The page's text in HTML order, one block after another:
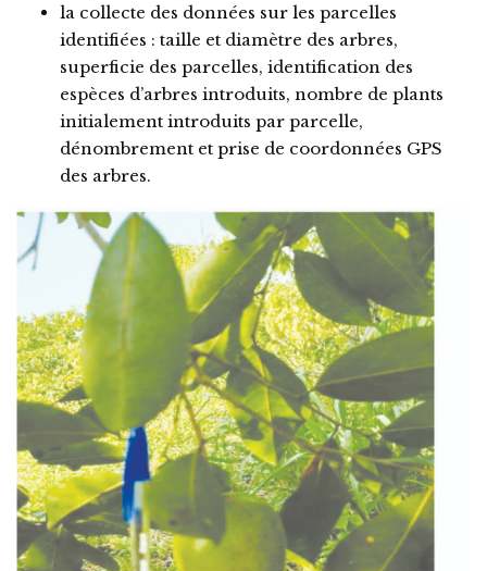
la collecte des données sur les parcelles
identifiées : taille et diamètre des arbres,
superficie des parcelles, identification des
espèces d’arbres introduits, nombre de plants
initialement introduits par parcelle,
dénombrement et prise de coordonnées GPS
des arbres.